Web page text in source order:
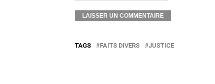
TAGS FAITS DIVERS JUSTICE